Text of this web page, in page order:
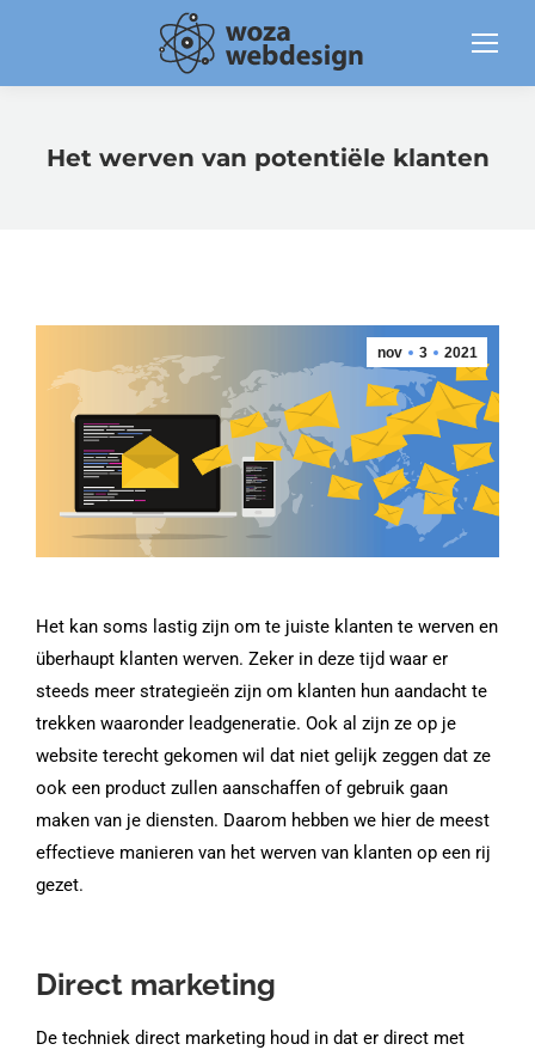
Het werven van potentiële klanten
nov 3 2021
Het kan soms lastig zijn om te juiste klanten te werven en
überhaupt klanten werven. Zeker in deze tijd waar er
steeds meer strategieën zijn om klanten hun aandacht te
trekken waaronder leadgeneratie. Ook al zijn ze op je
website terecht gekomen wil dat niet gelijk zeggen dat ze
ook een product zullen aanschaffen of gebruik gaan
maken van je diensten. Daarom hebben we hier de meest
effectieve manieren van het werven van klanten op een rij
gezet.
Direct marketing
De techniek direct marketing houd in dat er direct met